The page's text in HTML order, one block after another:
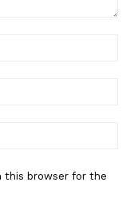
this browser for the